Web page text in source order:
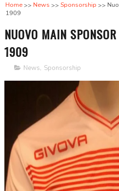
Home News Sponsorship
1909
NUOVO MAIN
1909
News, Sponsorship